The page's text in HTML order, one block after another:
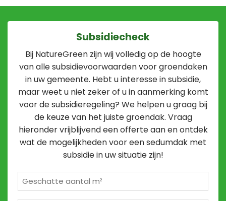
Subsidiecheck
Bij NatureGreen zijn wij volledig op de hoogte
van alle subsidievoorwaarden voor groendaken
in uw gemeente. Hebt u interesse in subsidie,
maar weet u niet zeker of u in aanmerking komt
voor de subsidieregeling? We helpen u graag bij
de keuze van het juiste groendak. Vraag
hieronder vrijblijvend een offerte aan en ontdek
wat de mogelijkheden voor een sedumdak met
subsidie in uw situatie zijn!
m²